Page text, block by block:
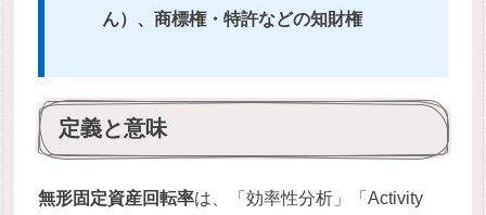
ん）、商標権・特許などの知財権
定義と意味
無形固定資産回転率は、「効率性分析」「Activity